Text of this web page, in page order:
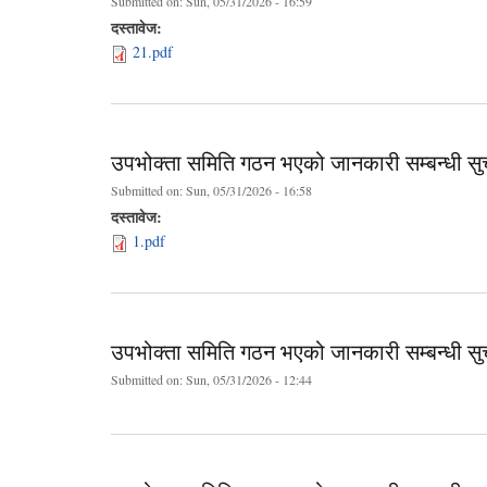
दस्तावेज:
21.pdf
उपभोक्ता समिति गठन भएको जानकारी सम्बन्धी
Submitted on:Sun, 05/31/2026 - 16:58
दस्तावेज:
1.pdf
उपभोक्ता समिति गठन भएको जानकारी सम्बन्धी
Submitted on:Sun, 05/31/2026 - 12:44